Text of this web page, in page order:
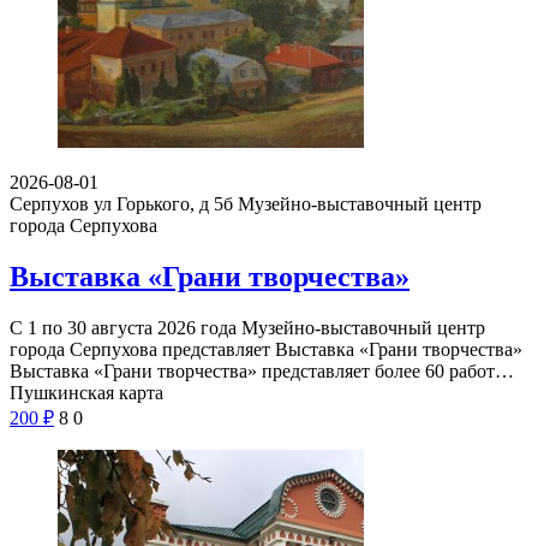
2026-08-01
Серпухов ул Горького, д 5б Музейно-выставочный центр
города Серпухова
Выставка «Грани творчества»
С 1 по 30 августа 2026 года Музейно-выставочный центр
города Серпухова представляет Выставка «Грани творчества»
Выставка «Грани творчества» представляет более 60 работ…
Пушкинская карта
200 ₽ 8 0